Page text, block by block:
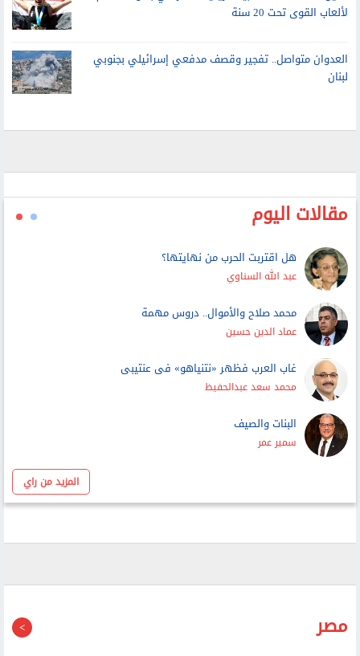
أسيل أسامة تحصد ذهبية تاريخية لمصر في بطولة العالم
لألعاب القوى تحت 20 سنة
لبنان
مقالات اليوم
هل اقتربت الحرب من نهايتها؟
عبد الله السناوي
محمد صلاح والأموال.. دروس مهمة
عماد الدين حسين
غاب العرب فظهر «نتنياهو» فى عنتيبى
محمد سعد عبدالحفيظ
سمير عمر
المزيد من راي